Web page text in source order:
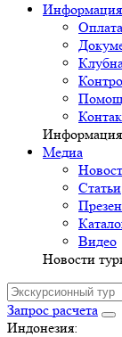
Информация
Оплата
Информация
Медиа
Статьи
Видео
Новости
Запрос расчета
Индонезия: